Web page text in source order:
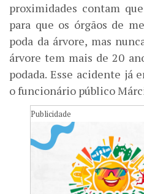
proximidades contam
para que os órgãos de
poda da árvore, mas
árvore tem mais de 20
podada. Esse acidente já
o funcionário público
Publicidade